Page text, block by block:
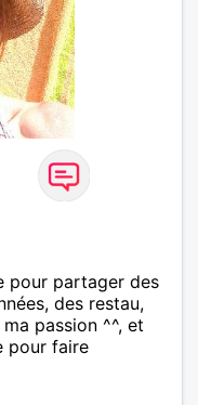
pour partager des
des restau,
passion ^^, et
pour faire